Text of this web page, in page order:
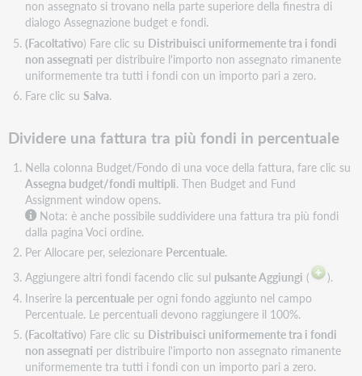
non assegnato si trovano nella parte superiore della finestra di
dialogo Assegnazione budget e fondi.
(Facoltativo) Fare clic su Distribuisci uniformemente tra i fondi
non assegnati per distribuire l'importo non assegnato rimanente
uniformemente tra tutti i fondi con un importo pari a zero.
Fare clic su Salva.
Dividere una fattura tra più fondi in percentuale
Nella colonna Budget/Fondo di una voce della fattura, fare clic su
Assegna budget/fondi multipli. Then Budget and Fund
Assignment window opens.
Nota: è anche possibile suddividere una fattura tra più fondi
dalla pagina Voci ordine.
Per Allocare per, selezionare Percentuale.
Aggiungere altri fondi facendo clic sul pulsante Aggiungi (
).
Inserire la percentualeper ogni fondo aggiunto nel campo
Percentuale. Le percentuali devono raggiungere il 100%.
(Facoltativo) Fare clic su Distribuisci uniformemente tra i fondi
non assegnati per distribuire l'importo non assegnato rimanente
uniformemente tra tutti i fondi con un importo pari a zero.